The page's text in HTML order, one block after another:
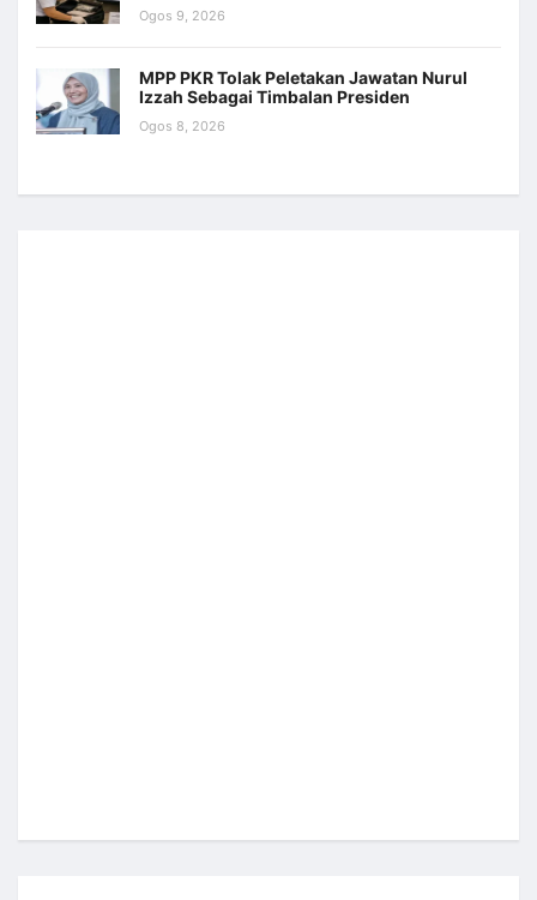
Ogos 9, 2026
MPP PKR Tolak Peletakan Jawatan Nurul
Izzah Sebagai Timbalan Presiden
Ogos 8, 2026